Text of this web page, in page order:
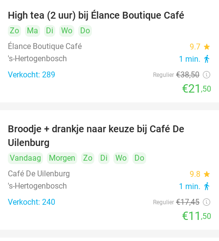
High tea (2 uur) bij Élance Boutique Café
Zo Ma Di Wo
Do
Élance Boutique Café
9.7 star
's-Hertogenbosch 1 min. directions_walk
Verkocht: 289 Regulier €38,50
€21 ,50
Broodje + drankje naar keuze bij Café De
Uilenburg
Vandaag Morgen Zo Di Wo
Do
Café De Uilenburg
9.8 star
's-Hertogenbosch 1 min. directions_walk
Verkocht: 240 Regulier €17,45
€11 ,50